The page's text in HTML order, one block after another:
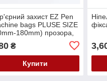
захист EZ Pen
bags PLUSE SIZE
180mm) прозора,
₴
Купити